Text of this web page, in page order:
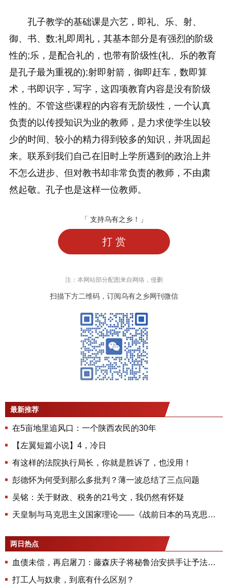
孔子教学的基础课是六艺，即礼、乐、射、
御、书、数;礼即周礼，其基本部分是有强烈的阶级
性的;乐，是配合礼的，也带有阶级性(礼、乐的教育
是孔子最为重视的);射即射箭，御即赶车，数即算
术，书即识字，写字，这四项教育内容是没有阶级
性的。不管这些课程的内容有无阶级性，一个认真
负责的以传授知识为业的教师，是力求使学生以较
少的时间、较小的精力得到较多的知识，并巩固起
来。联系到我们自己在旧时上学所遇到的政治上并
不怎么进步、但对教书却非常负责的教师，不由肃
然起敬。孔子也是这样一位教师。
「 支持乌有之乡！」
打 赏
注：本网站部分配图来自网络，侵删
扫描下方二维码，订阅乌有之乡网刊微信
最新推荐
在5亩地里追风口：一个陕西农民的30年
【左翼短篇小说】4，冷日
有这样的法院执行局长，你就是胜诉了，也没用！
彭德怀为何受到那么多批判？薄一波总结了三点问题
吴铭：关于财政、税务的21号文，我仍然有怀疑
天皇制与马克思主义国家理论——《战前日本的马克思主义与发展危机》第七章
两日热点
血债未偿，再启屠刀：藤森庆子将秘鲁治安拱手让予法西斯武装部队
打工人与奴隶，到底有什么区别？